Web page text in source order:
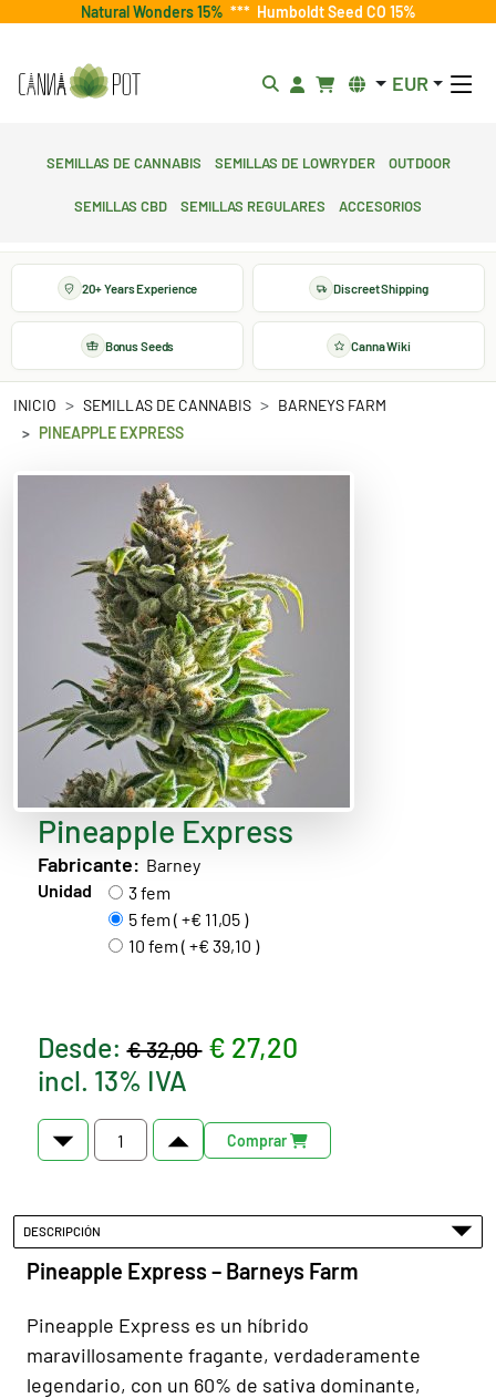
Natural Wonders 15% *** Humboldt Seed CO 15%
EUR
Semillas de cannabis Semillas de lowryder Outdoor
Semillas CBD Semillas regulares Accesorios
20+ Years Experience Discreet Shipping
Bonus Seeds Canna Wiki
INICIO SEMILLAS DE CANNABIS
BARNEYS FARM
PINEAPPLE EXPRESS
Pineapple Express
Fabricante: Barney
Unidad
3 fem
5 fem ( +€ 11,05 )
10 fem ( +€ 39,10 )
Desde:€ 32,00 € 27,20
incl. 13% IVA
Comprar
DESCRIPCIÓN
Pineapple Express – Barneys Farm
Pineapple Express es un híbrido
maravillosamente fragante, verdaderamente
legendario, con un 60% de sativa dominante,